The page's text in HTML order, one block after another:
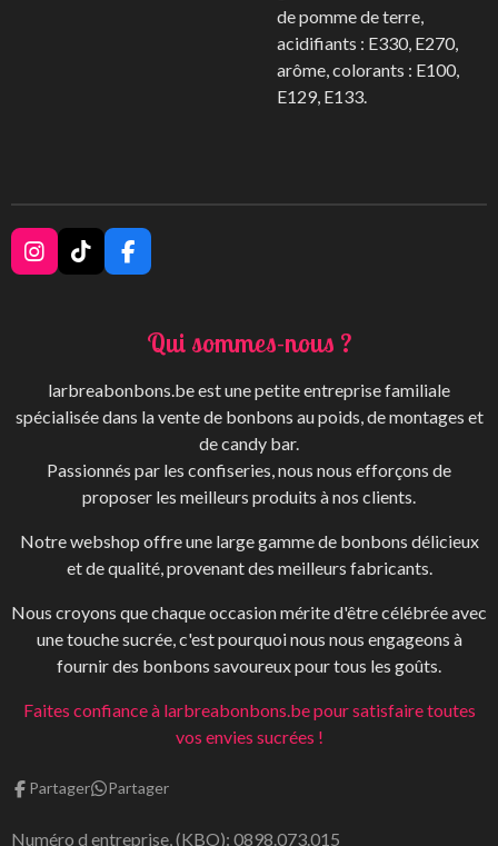
de pomme de terre,
acidifiants : E330, E270,
arôme, colorants : E100,
E129, E133.
I
n
a
m
T
i
F
a
o
Qui sommes-nous ?
larbreabonbons.be est une petite entreprise familiale
spécialisée dans la vente de bonbons au poids, de montages et
de candy bar.
Passionnés par les confiseries, nous nous efforçons de
proposer les meilleurs produits à nos clients.
Notre webshop offre une large gamme de bonbons délicieux
et de qualité, provenant des meilleurs fabricants.
Nous croyons que chaque occasion mérite d'être célébrée avec
une touche sucrée, c'est pourquoi nous nous engageons à
fournir des bonbons savoureux pour tous les goûts.
Faites confiance à larbreabonbons.be pour satisfaire toutes
vos envies sucrées !
Partager Partager
Numéro d entreprise, (KBO): 0898.073.015